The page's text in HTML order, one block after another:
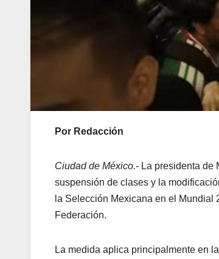
Por Redacción
Ciudad de México.- La presidenta de
suspensión de clases y la
la Selección Mexicana en el
Federación.
La medida aplica principalmente en